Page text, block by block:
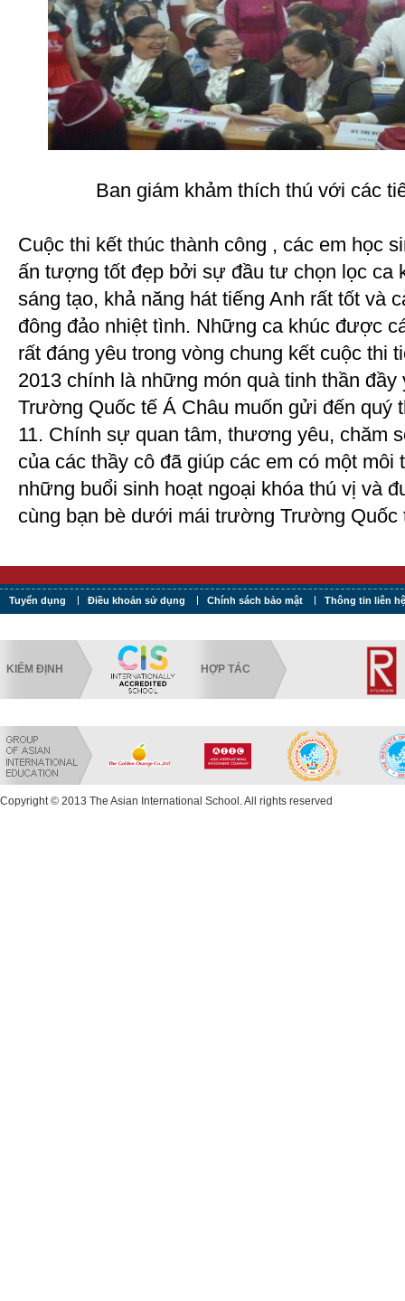
Ban giám khảm thích thú với các
Cuộc thi kết thúc thành công , các em học
ấn tượng tốt đẹp bởi sự đầu tư chọn lọc ca
sáng tạo, khả năng hát tiếng Anh rất tốt và
đông đảo nhiệt tình. Những ca khúc được
rất đáng yêu trong vòng chung kết cuộc thi
2013 chính là những món quà tinh thần đầy
Trường Quốc tế Á Châu muốn gửi đến quý
11. Chính sự quan tâm, thương yêu, chăm
của các thầy cô đã giúp các em có một
những buổi sinh hoạt ngoại khóa thú vị và
cùng bạn bè dưới mái trường Trường Quốc
Tuyển dụng Điều khoản sử dụng Chính sách bảo mật Thông tin liên hệ
KIỂM ĐỊNH HỢP TÁC
Copyright © 2013 The Asian International School. All rights reserved